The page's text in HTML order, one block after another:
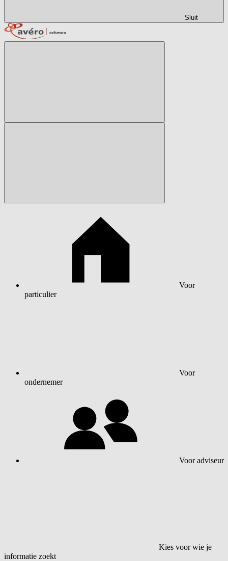
Sluit
Voor
particulier
Voor
ondernemer
Voor adviseur
Kies voor wie je
informatie zoekt